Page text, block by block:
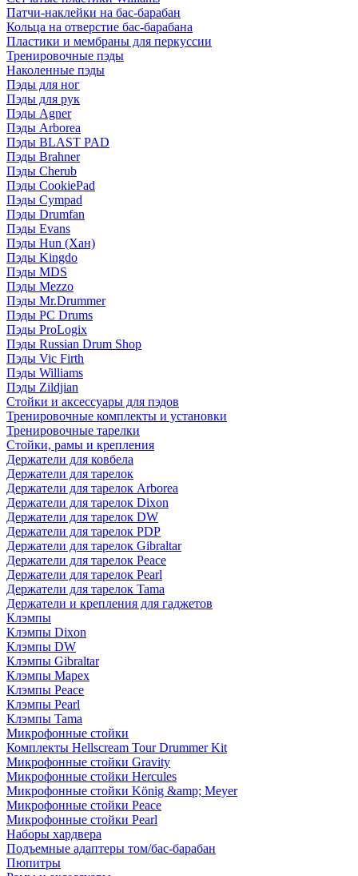
Патчи-наклейки на бас-барабан
Кольца на отверстие бас-барабана
Пластики и мембраны для перкуссии
Тренировочные пэды
Наколенные пэды
Пэды для ног
Пэды для рук
Пэды Agner
Пэды Arborea
Пэды BLAST PAD
Пэды Brahner
Пэды Cherub
Пэды CookiePad
Пэды Cympad
Пэды Drumfan
Пэды Evans
Пэды Hun (Хан)
Пэды Kingdo
Пэды MDS
Пэды Mezzo
Пэды Mr.Drummer
Пэды PC Drums
Пэды ProLogix
Пэды Russian Drum Shop
Пэды Vic Firth
Пэды Williams
Пэды Zildjian
Стойки и аксессуары для пэдов
Тренировочные комплекты и установки
Тренировочные тарелки
Стойки, рамы и крепления
Держатели для ковбела
Держатели для тарелок
Держатели для тарелок Arborea
Держатели для тарелок Dixon
Держатели для тарелок DW
Держатели для тарелок PDP
Держатели для тарелок Gibraltar
Держатели для тарелок Peace
Держатели для тарелок Pearl
Держатели для тарелок Tama
Держатели и крепления для гаджетов
Клэмпы
Клэмпы Dixon
Клэмпы DW
Клэмпы Gibraltar
Клэмпы Mapex
Клэмпы Peace
Клэмпы Pearl
Клэмпы Tama
Микрофонные стойки
Комплекты Hellscream Tour Drummer Kit
Микрофонные стойки Gravity
Микрофонные стойки Hercules
Микрофонные стойки König &amp; Meyer
Микрофонные стойки Peace
Микрофонные стойки Pearl
Наборы хардвера
Подъемные адаптеры том/бас-барабан
Пюпитры